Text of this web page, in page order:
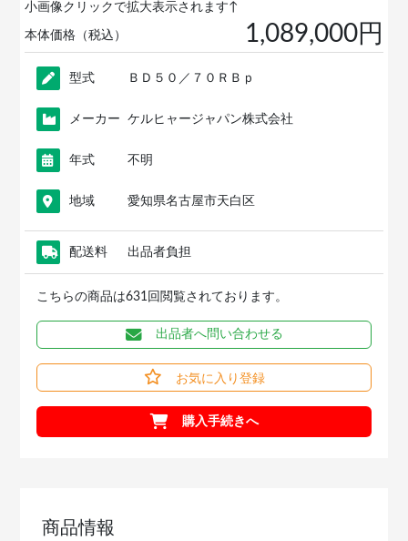
小画像クリックで拡大表示されます↑
本体価格（税込） 1,089,000円
型式 ＢＤ５０／７０ＲＢｐ
メーカー ケルヒャージャパン株式会社
年式 不明
地域 愛知県名古屋市天白区
配送料 出品者負担
こちらの商品は631回閲覧されております。
出品者へ問い合わせる
お気に入り登録
購入手続きへ
商品情報